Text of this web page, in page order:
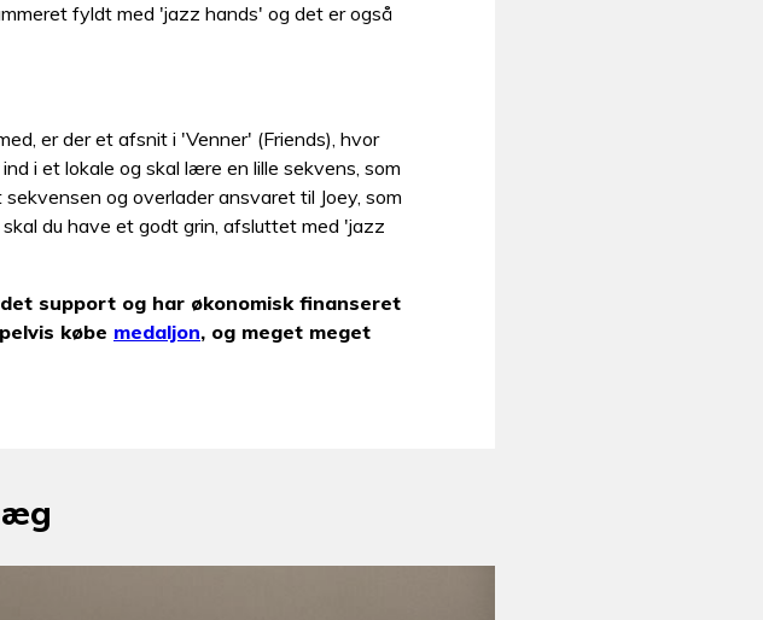
fyldt med 'jazz hands' og det er også
er der et afsnit i 'Venner' (Friends), hvor
i et lokale og skal lære en lille sekvens, som
og overlader ansvaret til Joey, som
du have et godt grin, afsluttet med 'jazz
support og har økonomisk finanseret
købe medaljon, og meget meget